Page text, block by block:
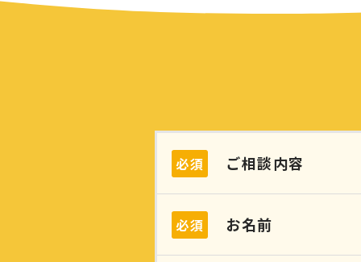
必須 ご相談内容
必須 お名前